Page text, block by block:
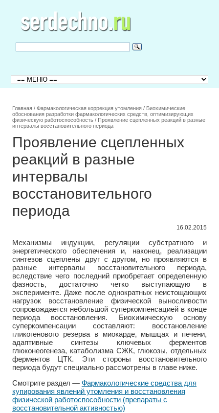
Главная / Фармакологическая коррекция утомления / Биохимические
обоснования разработки фармакологических средств, оптимизирующих
физическую работоспособность / Проявление сцепленных реакций в разные
интервалы восстановительного периода
Проявление сцепленных
реакций в разные
интервалы
восстановительного
периода
16.02.2015
Механизмы индукции, регуляции субстратного и
энергетического обеспечения и, наконец, реализации
синтезов сцеплены друг с другом, но проявляются в
разные интервалы восстановительного периода,
вследствие чего последний приобретает определенную
фазность, достаточно четко выступающую в
эксперименте. Даже после однократных неистощающих
нагрузок восстановление физической выносливости
сопровождается небольшой суперкомпенсацией в конце
периода восстановления. Биохимическую основу
суперкомпенсации составляют: восстановление
гликогенового резерва в миокарде, мышцах и печени,
адаптивные синтезы ключевых ферментов
глюконеогенеза, катаболизма СЖК, глюкозы, отдельных
ферментов ЦТК. Эти стороны восстановительного
периода будут специально рассмотрены в главе ниже.
Смотрите раздел — Фармакологические средства для
купирования явлений утомления и восстановления
физической работоспособности (препараты с
восстановительной активностью)